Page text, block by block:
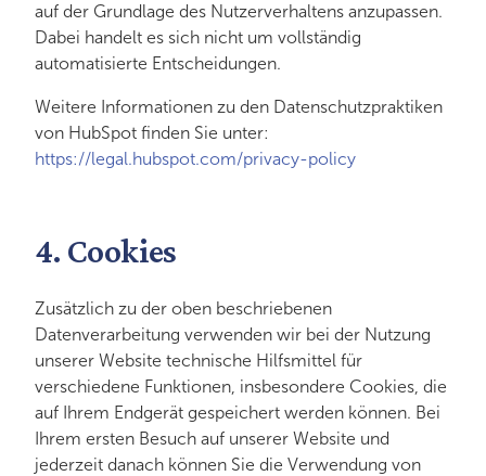
auf der Grundlage des Nutzerverhaltens anzupassen.
Dabei handelt es sich nicht um vollständig
automatisierte Entscheidungen.
Weitere Informationen zu den Datenschutzpraktiken
von HubSpot finden Sie unter:
https://legal.hubspot.com/privacy-policy
4. Cookies
Zusätzlich zu der oben beschriebenen
Datenverarbeitung verwenden wir bei der Nutzung
unserer Website technische Hilfsmittel für
verschiedene Funktionen, insbesondere Cookies, die
auf Ihrem Endgerät gespeichert werden können. Bei
Ihrem ersten Besuch auf unserer Website und
jederzeit danach können Sie die Verwendung von